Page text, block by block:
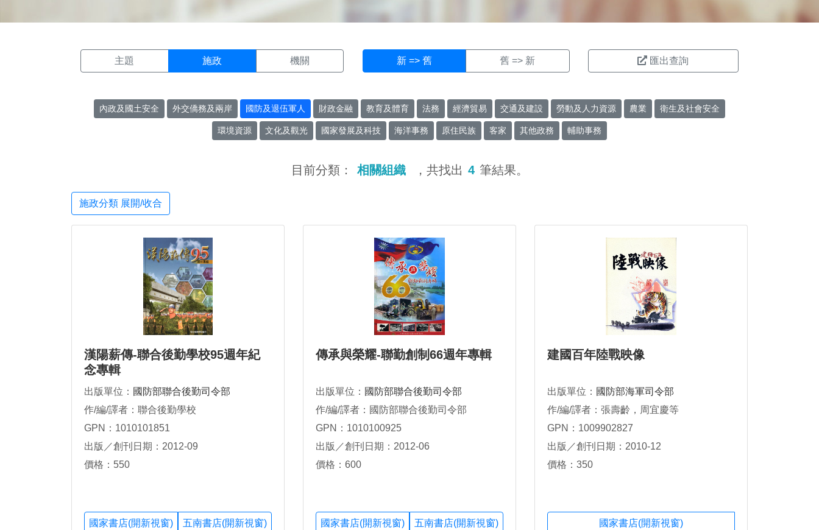
主題 施政 機關 新 => 舊 舊 => 新 匯出查詢
內政及國土安全 外交僑務及兩岸 國防及退伍軍人 財政金融 教育及體育 法務 經濟貿易 交通及建設 勞動及人力資源 農業 衛生及社會安全
環境資源 文化及觀光 國家發展及科技 海洋事務 原住民族 客家 其他政務 輔助事務
目前分類： 相關組織 ，共找出 4 筆結果。
施政分類 展開/收合
漢陽薪傳-聯合後勤學校95週年紀
念專輯
出版單位： 國防部聯合後勤司令部
作/編/譯者：聯合後勤學校
GPN：1010101851
出版／創刊日期：2012-09
價格：550
國家書店(開新視窗) 五南書店(開新視窗)
傳承與榮耀-聯勤創制66週年專輯
出版單位： 國防部聯合後勤司令部
作/編/譯者：國防部聯合後勤司令部
GPN：1010100925
出版／創刊日期：2012-06
價格：600
國家書店(開新視窗) 五南書店(開新視窗)
建國百年陸戰映像
出版單位： 國防部海軍司令部
作/編/譯者：張壽齡，周宜慶等
GPN：1009902827
出版／創刊日期：2010-12
價格：350
國家書店(開新視窗)